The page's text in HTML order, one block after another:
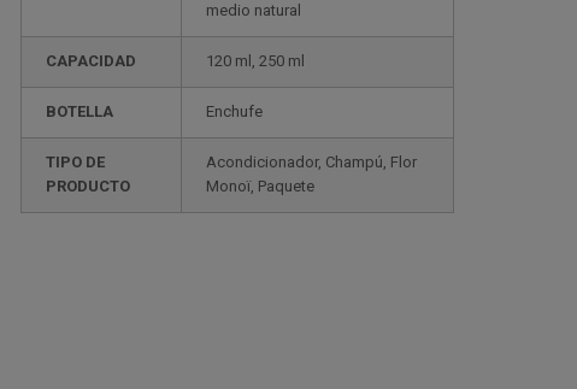
medio natural
CAPACIDAD 120 ml, 250 ml
BOTELLA Enchufe
TIPO DE
PRODUCTO
Acondicionador, Champú, Flor
Monoï, Paquete